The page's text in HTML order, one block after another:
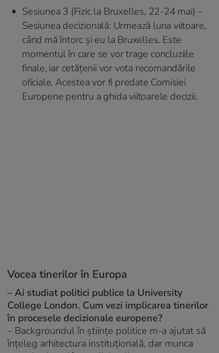
Sesiunea 3 (Fizic la Bruxelles, 22-24 mai) –
Sesiunea decizională: Urmează luna viitoare,
când mă întorc și eu la Bruxelles. Este
momentul în care se vor trage concluziile
finale, iar cetățenii vor vota recomandările
oficiale. Acestea vor fi predate Comisiei
Europene pentru a ghida viitoarele decizii.
Vocea tinerilor în Europa
– Ai studiat politici publice la University
College London. Cum vezi implicarea tinerilor
în procesele decizionale europene?
– Backgroundul în științe politice m-a ajutat să
înțeleg arhitectura instituțională, dar munca